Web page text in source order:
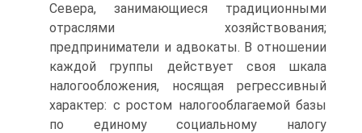
Севера, занимающиеся традиционными
отраслями хозяйствования;
предприниматели и адвокаты. В отношении
каждой группы действует своя шкала
налогообложения, носящая регрессивный
характер: с ростом налогооблагаемой базы
по единому социальному налогу